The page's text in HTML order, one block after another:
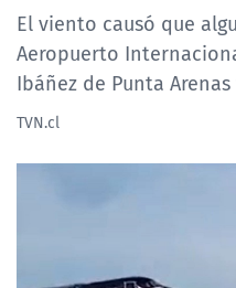
El viento causó que
Aeropuerto
Ibáñez de Punta
TVN.cl